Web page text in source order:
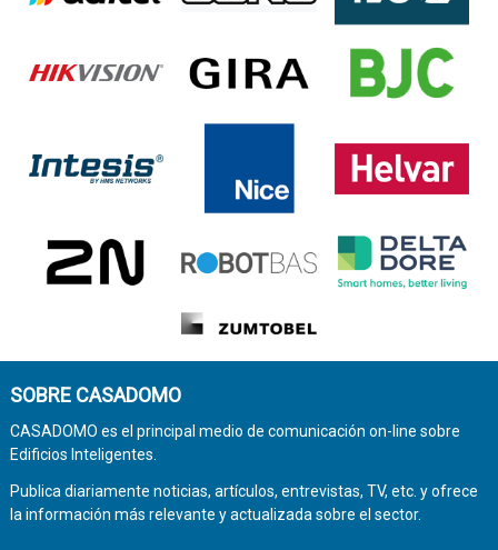
SOBRE CASADOMO
CASADOMO es el principal medio de comunicación on-line sobre
Edificios Inteligentes.
Publica diariamente noticias, artículos, entrevistas, TV, etc. y ofrece
la información más relevante y actualizada sobre el sector.